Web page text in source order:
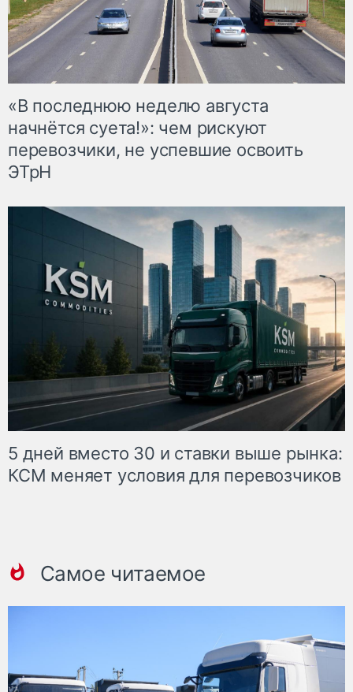
«В последнюю неделю августа
начнётся суета!»: чем рискуют
перевозчики, не успевшие освоить
ЭТрН
5 дней вместо 30 и ставки выше рынка:
КСМ меняет условия для перевозчиков
Самое читаемое